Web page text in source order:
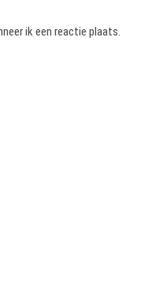
ik een reactie plaats.